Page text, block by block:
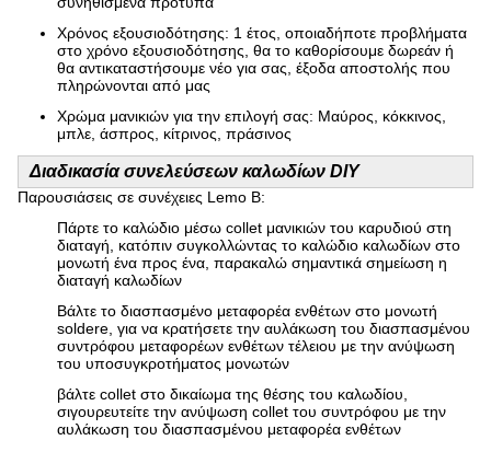
Χρόνος εξουσιοδότησης: 1 έτος, οποιαδήποτε προβλήματα
στο χρόνο εξουσιοδότησης, θα το καθορίσουμε δωρεάν ή
θα αντικαταστήσουμε νέο για σας, έξοδα αποστολής που
πληρώνονται από μας
Χρώμα μανικιών για την επιλογή σας: Μαύρος, κόκκινος,
μπλε, άσπρος, κίτρινος, πράσινος
Διαδικασία συνελεύσεων καλωδίων DIY
Παρουσιάσεις σε συνέχειες Lemo Β:
Πάρτε το καλώδιο μέσω collet μανικιών του καρυδιού στη
διαταγή, κατόπιν συγκολλώντας το καλώδιο καλωδίων στο
μονωτή ένα προς ένα, παρακαλώ σημαντικά σημείωση η
διαταγή καλωδίων
Βάλτε το διασπασμένο μεταφορέα ενθέτων στο μονωτή
soldere, για να κρατήσετε την αυλάκωση του διασπασμένου
συντρόφου μεταφορέων ενθέτων τέλειου με την ανύψωση
του υποσυγκροτήματος μονωτών
βάλτε collet στο δικαίωμα της θέσης του καλωδίου,
σιγουρευτείτε την ανύψωση collet του συντρόφου με την
αυλάκωση του διασπασμένου μεταφορέα ενθέτων